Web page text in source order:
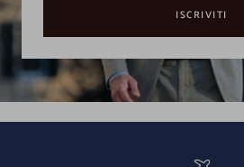
ISCRIVITI